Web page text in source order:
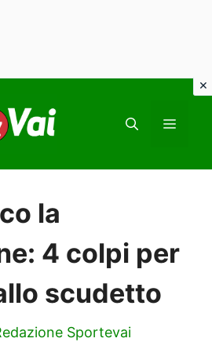
la
4 colpi per
scudetto
Sportevai